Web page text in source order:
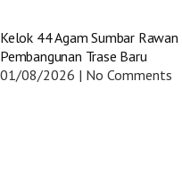
Kelok 44 Agam Sumbar
Pembangunan Trase Baru
01/08/2026
No Comments